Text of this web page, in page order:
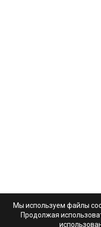
Мы используем файлы
Продолжая